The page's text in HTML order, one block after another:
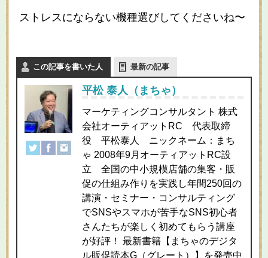
ストレスにならない機種選びしてくださいね〜
この記事を書いた人 最新の記事
平松 泰人（まちゃ）
マーケティングコンサルタント 株式
会社オーティアットRC 代表取締
役 平松泰人 ニックネーム：まち
ゃ 2008年9月オーティアットRC設
立 全国の中小規模店舗の集客・販
促の仕組み作りを実践し年間250回の
講演・セミナー・コンサルティング
でSNSやスマホが苦手なSNS初心者
さんたちが楽しく初めてもらう講座
が好評！ 最新書籍【まちゃのデジタ
ル販促読本G（グレート）】を発売中